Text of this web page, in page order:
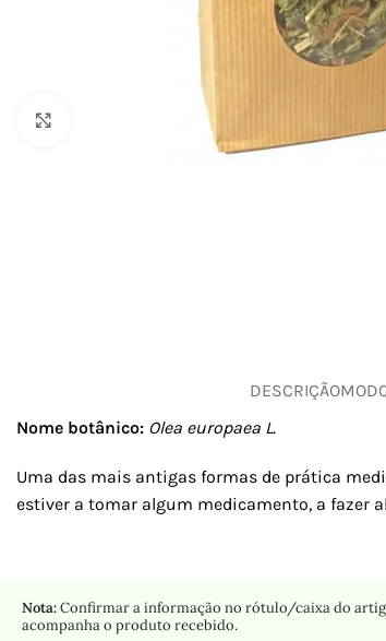
DESCRIÇÃO
Nome botânico: Olea europaea L.
Uma das mais antigas formas de prática
estiver a tomar algum medicamento, a fazer
Nota:Confirmar a informação no rótulo/caixa do
acompanha o produto recebido.